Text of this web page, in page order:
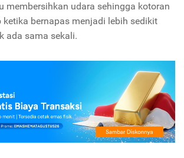
membersihkan udara sehingga kotoran
bernapas menjadi lebih sedikit
ada sama sekali.